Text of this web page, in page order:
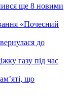
ще 8 новими
«Почесний
до
газу під час
що